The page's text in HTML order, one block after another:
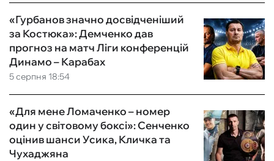
5 серпня 18:54
«Гурбанов значно досвідченіший
за Костюка»: Демченко дав
прогноз на матч Ліги конференцій
Динамо – Карабах
«Для мене Ломаченко – номер
один у світовому боксі»: Сенченко
оцінив шанси Усика, Кличка та
Чухаджяна